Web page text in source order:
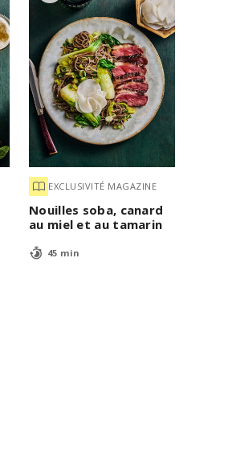
EXCLUSIVITÉ MAGAZINE
Nouilles soba, canard
au miel et au tamarin
45 min